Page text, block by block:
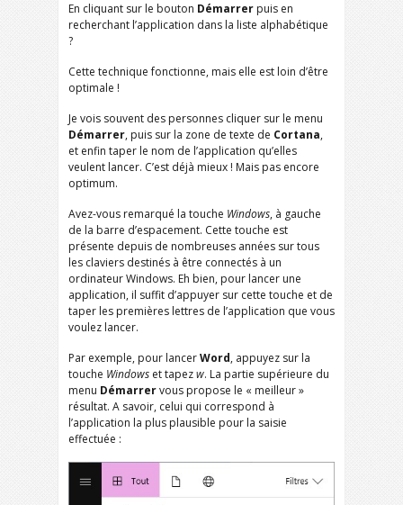
En cliquant sur le bouton Démarrer puis en
recherchant l’application dans la liste alphabétique
?
Cette technique fonctionne, mais elle est loin d’être
optimale !
Je vois souvent des personnes cliquer sur le menu
Démarrer, puis sur la zone de texte de Cortana,
et enfin taper le nom de l’application qu’elles
veulent lancer. C’est déjà mieux ! Mais pas encore
optimum.
Avez-vous remarqué la touche Windows, à gauche
de la barre d’espacement. Cette touche est
présente depuis de nombreuses années sur tous
les claviers destinés à être connectés à un
ordinateur Windows. Eh bien, pour lancer une
application, il suffit d’appuyer sur cette touche et de
taper les premières lettres de l’application que vous
voulez lancer.
Par exemple, pour lancerWord, appuyez sur la
touche Windows et tapezw. La partie supérieure du
menu Démarrervous propose le « meilleur »
résultat. A savoir, celui qui correspond à
l’application la plus plausible pour la saisie
effectuée :